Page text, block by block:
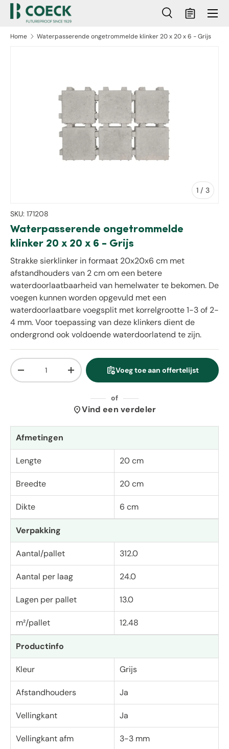
naar inhoud
Zoeken
ZoekenMandje
Menu
Home Waterpasserende ongetrommelde klinker 20 x 20 x 6 - Grijs
1 / van
3
SKU: 171208
Waterpasserende ongetrommelde
klinker 20 x 20 x 6 - Grijs
Strakke sierklinker in formaat 20x20x6 cm met
afstandhouders van 2 cm om een betere
waterdoorlaatbaarheid van hemelwater te bekomen. De
voegen kunnen worden opgevuld met een
waterdoorlaatbare voegsplit met korrelgrootte 1-3 of 2-
4 mm. Voor toepassing van deze klinkers dient de
ondergrond ook voldoende waterdoorlatend te zijn.
Aantal
Verlaag de hoeveelheidVerhoog de hoeveelheid
assignment_add Voeg toe aan offertelijst
of
location_onVind een verdeler
Afmetingen
Lengte 20 cm
Breedte 20 cm
Dikte 6 cm
Verpakking
Aantal/pallet 312.0
Aantal per laag 24.0
Lagen per pallet 13.0
m²/pallet 12.48
Productinfo
Kleur Grijs
Afstandhouders Ja
Vellingkant Ja
Vellingkant afm 3-3 mm